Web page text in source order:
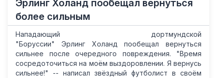
Эрлинг Холанд пообещал вернуться
более сильным
Нападающий дортмундской
"Боруссии" Эрлинг Холанд пообещал вернуться
сильнее после очередного повреждения. "Время
сосредоточиться на моём выздоровлении. Я вернусь
сильнее!" -- написал звёздный футболист в своём